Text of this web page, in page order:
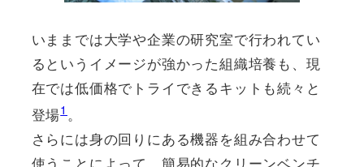
いままでは大学や企業の研究室で行われてい
るというイメージが強かった組織培養も、現
在では低価格でトライできるキットも続々と
登場1 。
さらには身の回りにある機器を組み合わせて
使うことによって、簡易的なクリーンベンチ